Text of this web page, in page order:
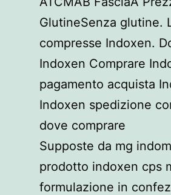
GlutineSenza glutine.
compresse Indoxen.
Indoxen Comprare
pagamento acquista
Indoxen spedizione
dove comprare
Supposte da mg
prodotto indoxen cps
formulazione in